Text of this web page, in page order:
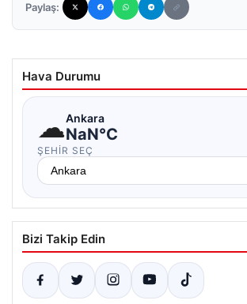
Paylaş:
Hava Durumu
☁Ankara
NaN°C
ŞEHIR SEÇ
Bizi Takip Edin